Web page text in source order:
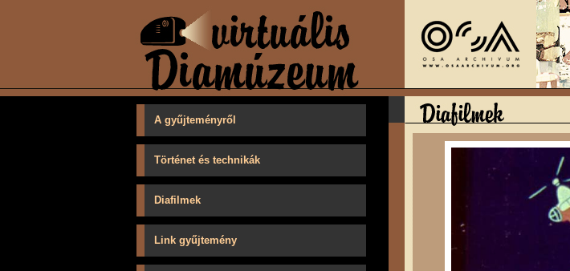
A gyűjteményről
Történet és technikák
Diafilmek
Link gyűjtemény